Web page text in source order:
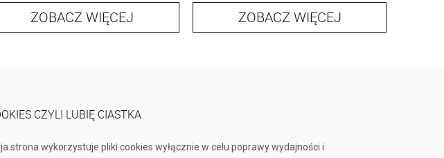
ZOBACZ WIĘCEJ ZOBACZ WIĘCEJ
CZYLI LUBIĘ CIASTKA
strona wykorzystuje pliki cookies wyłącznie w celu poprawy wydajności i